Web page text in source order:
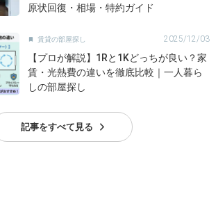
原状回復・相場・特約ガイド
 賃貸の部屋探し 2025/12/03
【プロが解説】1Rと1Kどっちが良い？家
賃・光熱費の違いを徹底比較｜一人暮ら
しの部屋探し
記事をすべて見る